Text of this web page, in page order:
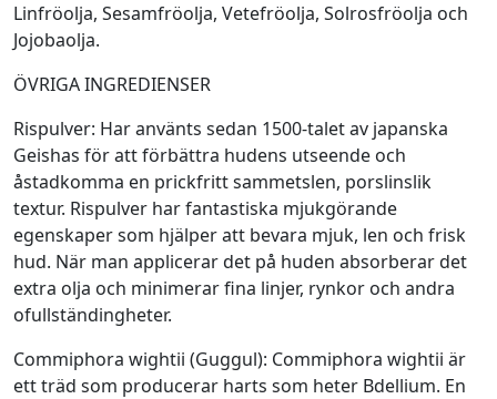
Linfröolja, Sesamfröolja, Vetefröolja, Solrosfröolja och
Jojobaolja.
ÖVRIGA INGREDIENSER
Rispulver: Har använts sedan 1500-talet av japanska
Geishas för att förbättra hudens utseende och
åstadkomma en prickfritt sammetslen, porslinslik
textur. Rispulver har fantastiska mjukgörande
egenskaper som hjälper att bevara mjuk, len och frisk
hud. När man applicerar det på huden absorberar det
extra olja och minimerar fina linjer, rynkor och andra
ofullständingheter.
Commiphora wightii (Guggul): Commiphora wightii är
ett träd som producerar harts som heter Bdellium. En